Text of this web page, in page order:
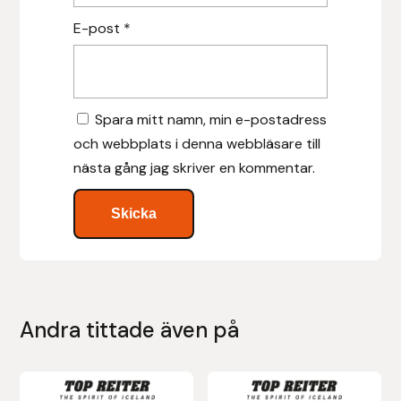
E-post *
Spara mitt namn, min e-postadress
och webbplats i denna webbläsare till
nästa gång jag skriver en kommentar.
Andra tittade även på
Nammi Godis
Pharmakas
Prestige